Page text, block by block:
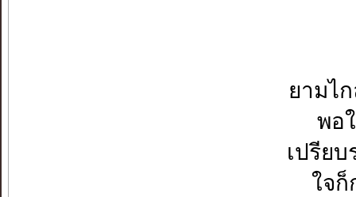
ยามไ
พอ
เปรีย
ใจก็